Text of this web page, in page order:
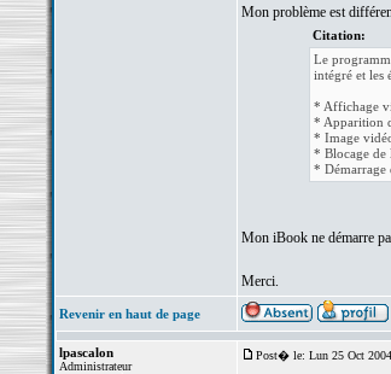
Mon problème est
Citation:
Le
intégré et les
* Affichage
* Apparition
* Image
* Blocage de
* Démarrage
Mon iBook ne démarre
Merci.
Revenir en haut de page
lpascalon
Administrateur
Post� le: Lun 25 Oct